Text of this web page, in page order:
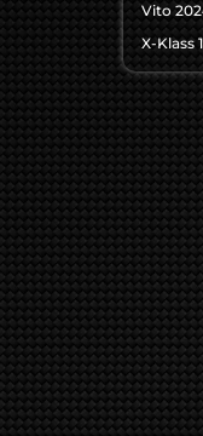
Vito
X-Klass